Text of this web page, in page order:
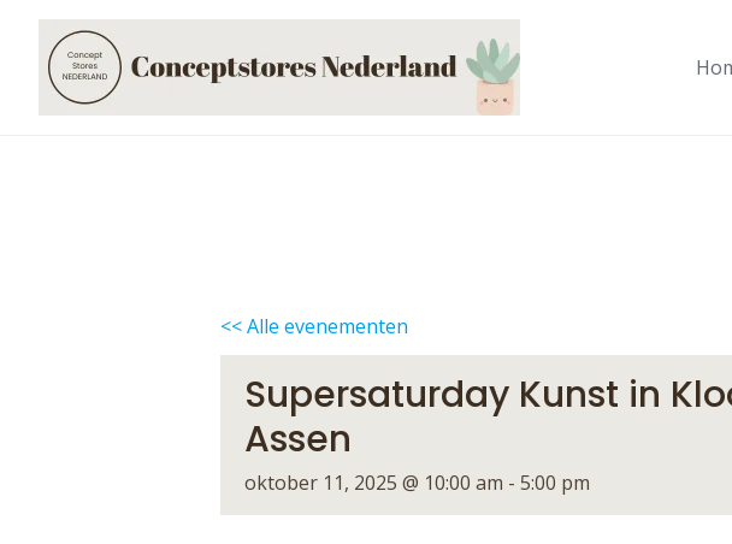
content
<< Alle evenementen
Supersaturday Kunst in
Assen
oktober 11, 2025 @ 10:00 am - 5:00 pm